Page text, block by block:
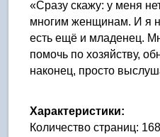
«Сразу скажу: у меня
многим женщинам. И я
есть ещё и младенец.
помочь по хозяйству,
наконец, просто
Характеристики:
Количество страниц: 168